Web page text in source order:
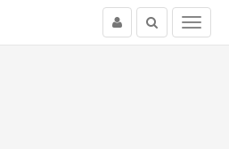
Menu
Buscar
Usuario